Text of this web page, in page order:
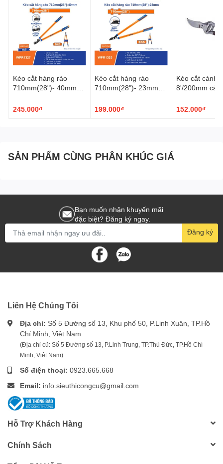
Kéo cắt hàng rào
710mm(28")- 40mm
245.000₫
Kéo cắt hàng rào
710mm(28")- 23mm
199.000₫
Kéo cắt cành
8'/200mm cán
152.000₫
SẢN PHẨM CÙNG PHÂN KHÚC GIÁ
Bạn muốn nhận khuyến mãi
đặc biệt? Đăng ký ngay.
Đăng ký
Liên Hệ Chúng Tôi
Địa chỉ: Số 5 Đường số 13, Khu phố 50, P.Linh Xuân, TP.Hồ
Chí Minh, Việt Nam
(Địa chỉ cũ: Số 5 Đường số 13, P.Linh Trung, TP.Thủ Đức, TP.Hồ Chí
Minh, Việt Nam)
Số điện thoại: 0923.665.668
Email: info.sieuthicongcu@gmail.com
Hỗ Trợ Khách Hàng
Chính Sách